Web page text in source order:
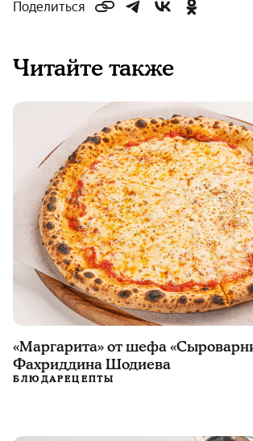
Поделиться
Читайте также
«Маргарита» от шефа
Фахриддина Шодиева
БЛЮДАРЕЦЕПТЫ